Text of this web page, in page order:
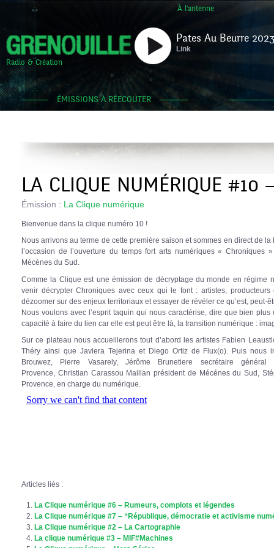
À l'antenne
Radio & Création
Pates Au Beurre
Link
ÉMISSIONS À RÉECOUTER
LA CLIQUE NUMÉRIQUE #10
Émission : La Clique numérique
Bienvenue dans la clique numéro 10 !
Nous arrivons au terme de cette première saison et sommes en direct de
l’occasion de l’ouverture du temps fort arts numériques « Chroniques
Mécènes du Sud.
Comme la Clique est une émission de décryptage du monde en régime
venir décrypter Chroniques avec ceux qui le font : artistes,
dézoomer sur des enjeux territoriaux et essayer de révéler ce qu’est, peut-
Nous voulons avec l’esprit taquin qui nous caractérise, dire que bien plus
capacité à faire du lien car elle est peut être là, la transition numérique :
Sur ce plateau nous accueillerons tout d’abord les artistes Fabien
Théry ainsi que Javiera Tejerina et Diego Ortiz de Flux(o). Puis nous
Brouwez, Pierre Vasarely, Jérôme Brunetiere secrétaire
Provence, Christian Carassou Maillan président de Mécénes du Sud,
Provence, en charge du numérique.
Articles liés :
La Clique numérique #6 – Rumeurs, complots et légendes
La Clique numérique #7 – “République, démocratie et activisme
La Clique numérique #2 – La Cartographie
La clique numérique #3 – MIF#Machines